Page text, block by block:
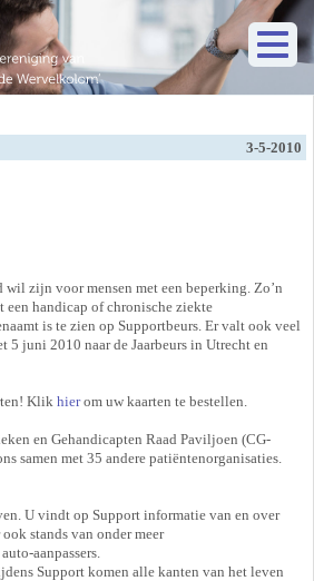
3-5-2010
wil zijn voor mensen met een beperking. Zo’n
een handicap of chronische ziekte
is te zien op Supportbeurs. Er valt ook veel
5 juni 2010 naar de Jaarbeurs in Utrecht en
Klik hierom uw kaarten te bestellen.
en Gehandicapten Raad Paviljoen (CG-
samen met 35 andere patiëntenorganisaties.
U vindt op Support informatie van en over
stands van onder meer
aanpassers.
Support komen alle kanten van het leven